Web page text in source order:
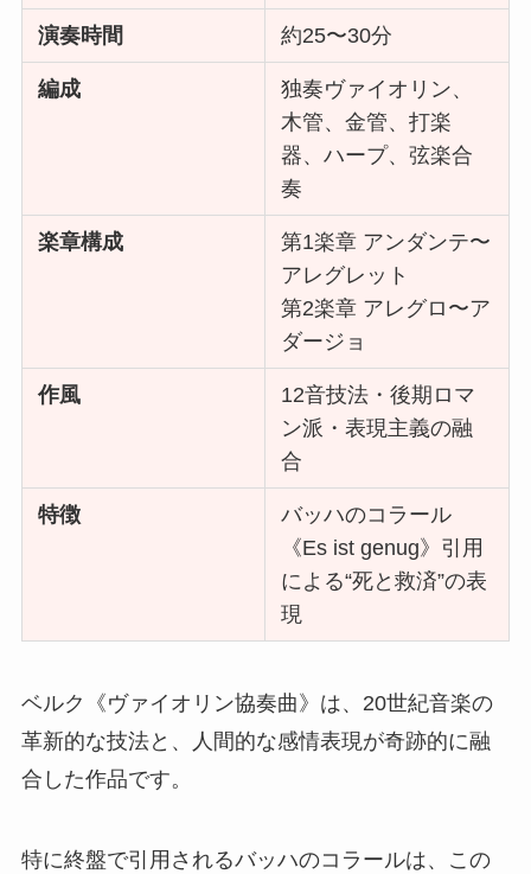
演奏時間 約25〜30分
編成
独奏ヴァイオリン、
木管、金管、打楽
器、ハープ、弦楽合
奏
楽章構成
第1楽章 アンダンテ〜
アレグレット
第2楽章 アレグロ〜ア
ダージョ
作風
12音技法・後期ロマ
ン派・表現主義の融
合
特徴
バッハのコラール
《Es ist genug》引用
による“死と救済”の表
現
ベルク《ヴァイオリン協奏曲》は、20世紀音楽の
革新的な技法と、人間的な感情表現が奇跡的に融
合した作品です。
特に終盤で引用されるバッハのコラールは、この